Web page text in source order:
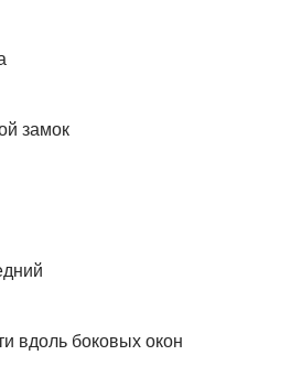
замок
вдоль боковых окон